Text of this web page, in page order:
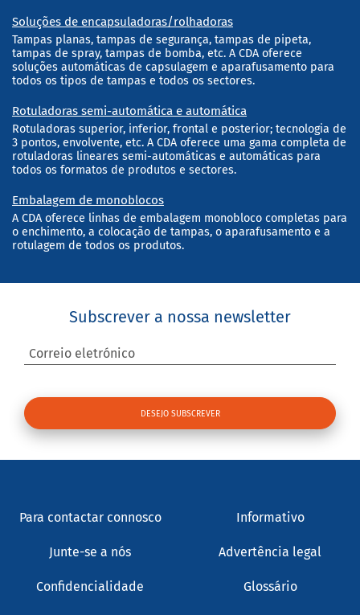
Soluções de encapsuladoras/rolhadoras
Tampas planas, tampas de segurança, tampas de pipeta,
tampas de spray, tampas de bomba, etc. A CDA oferece
soluções automáticas de capsulagem e aparafusamento para
todos os tipos de tampas e todos os sectores.
Rotuladoras semi-automática e automática
Rotuladoras superior, inferior, frontal e posterior; tecnologia de
3 pontos, envolvente, etc. A CDA oferece uma gama completa de
rotuladoras lineares semi-automáticas e automáticas para
todos os formatos de produtos e sectores.
Embalagem de monoblocos
A CDA oferece linhas de embalagem monobloco completas para
o enchimento, a colocação de tampas, o aparafusamento e a
rotulagem de todos os produtos.
Subscrever a nossa newsletter
Correio eletrónico
Para contactar connosco Informativo
Junte-se a nós Advertência legal
Confidencialidade Glossário